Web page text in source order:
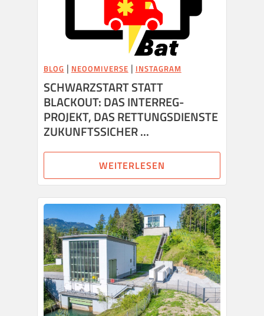
BLOG | NEOOMIVERSE | INSTAGRAM
SCHWARZSTART STATT
BLACKOUT: DAS INTERREG-
PROJEKT, DAS RETTUNGSDIENSTE
ZUKUNFTSSICHER ...
WEITERLESEN